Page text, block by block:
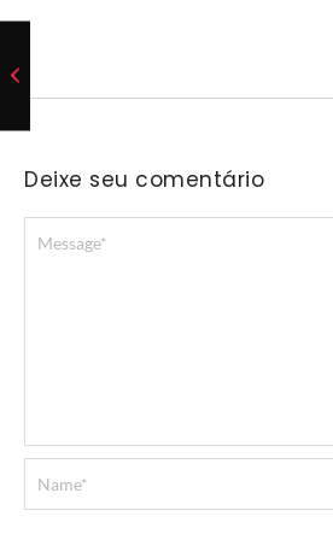
Deixe seu comentário